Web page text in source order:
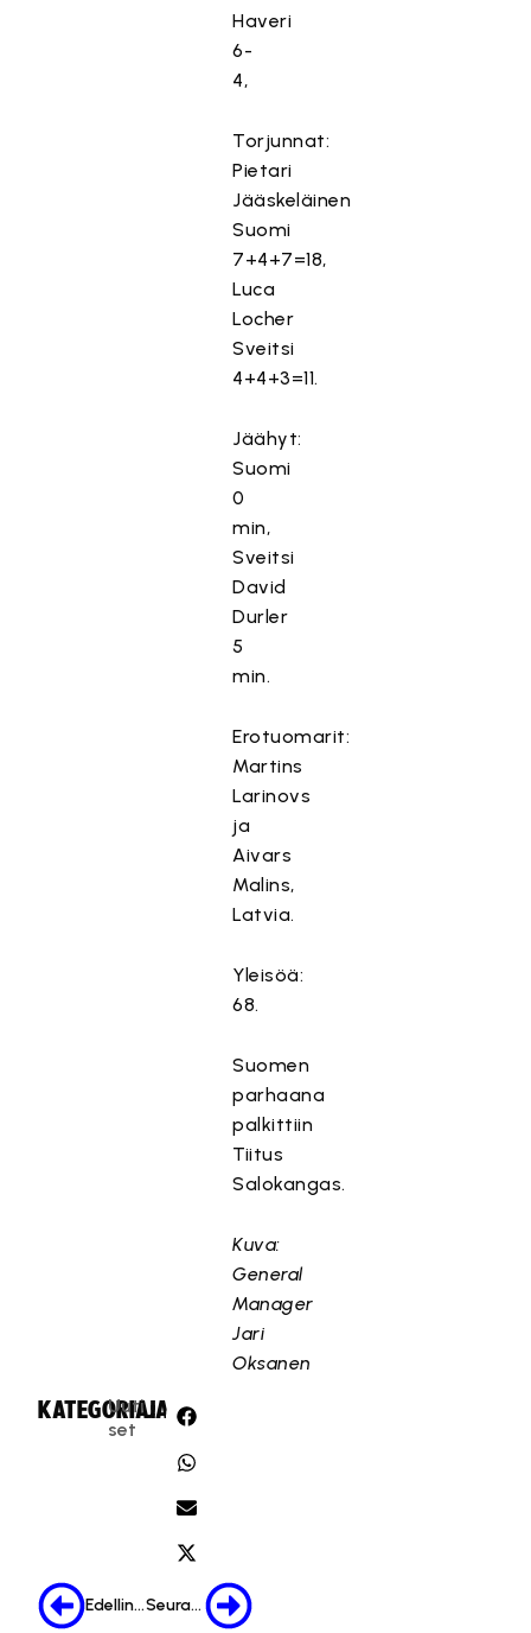
Haveri
6-
4,
Torjunnat:
Pietari
Jääskeläinen
Suomi
7+4+7=18,
Luca
Locher
Sveitsi
4+4+3=11.
Jäähyt:
Suomi
0
min,
Sveitsi
David
Durler
5
min.
Erotuomarit:
Martins
Larinovs
ja
Aivars
Malins,
Latvia.
Yleisöä:
68.
Suomen
parhaana
palkittiin
Tiitus
Salokangas.
Kuva:
General
Manager
Jari
Oksanen
KATEGORIA:
Uuti
set
JAA:
Edellinen Seuraava